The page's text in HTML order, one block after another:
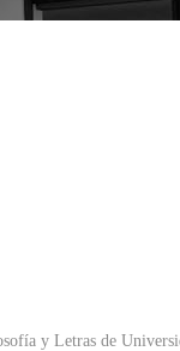
y Letras de